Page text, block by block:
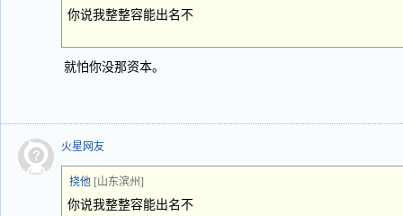
你说我整整容能出名不
就怕你没那资本。
火星网友
挠他 [山东滨州]
你说我整整容能出名不